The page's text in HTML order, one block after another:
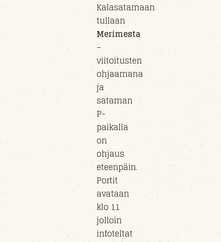
Kalasatamaan
tullaan
Merimesta
–
viitoitusten
ohjaamana
ja
sataman
P-
paikalla
on
ohjaus
eteenpäin.
Portit
avataan
klo 11
jolloin
infoteltat